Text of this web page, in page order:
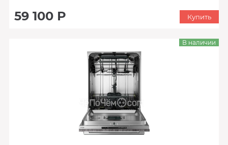
59 100 Р Купить
В наличии